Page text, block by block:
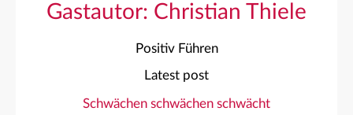
Gastautor: Christian Thiele
Positiv Führen
Latest post
Schwächen schwächen schwächt